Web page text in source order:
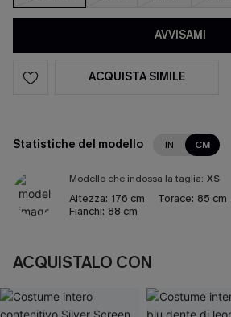
AVVISAMI
ACQUISTA SIMILE
Statistiche del modello IN CM
Modello che indossa la taglia: XS
Altezza: 176 cm Torace: 85 cm
Fianchi: 88 cm
ACQUISTALO CON